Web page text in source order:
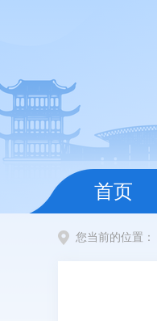
首页
您当前的位置：